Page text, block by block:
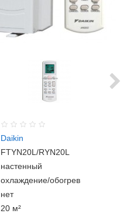
Daikin
FTYN20L/RYN20L
настенный
охлаждение/обогрев
нет
20 м²